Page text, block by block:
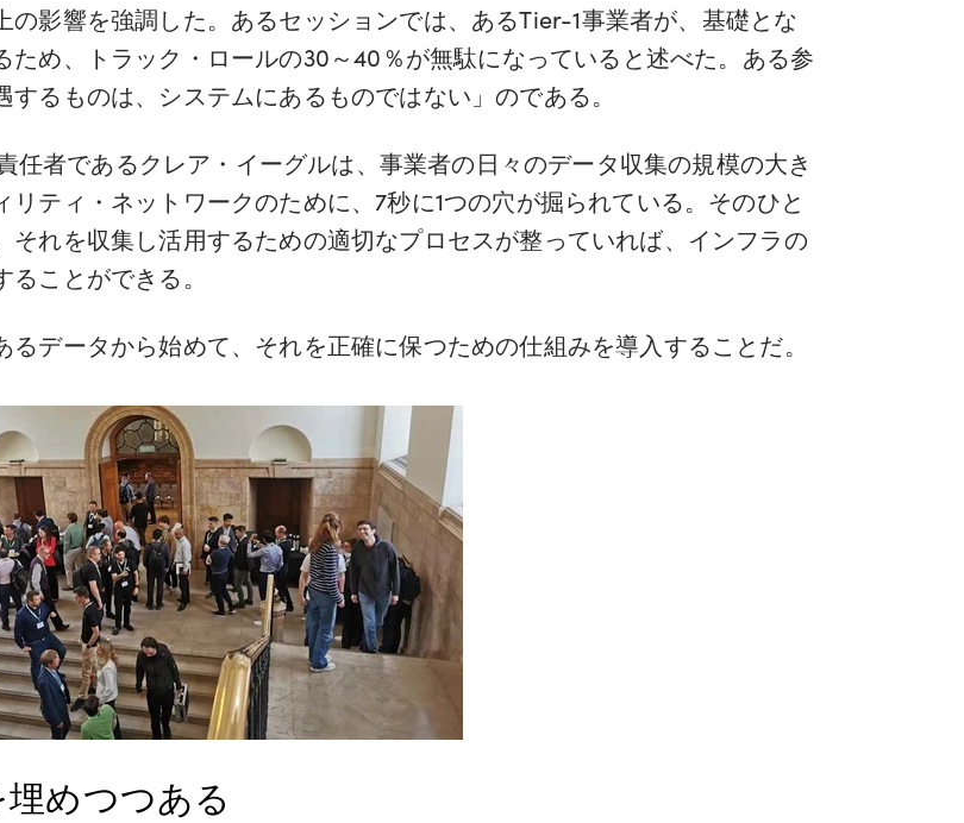
影響を強調した。あるセッションでは、あるTier-1事業者が、基礎とな
め、トラック・ロールの30～40％が無駄になっていると述べた。ある参
るものは、システムにあるものではない」のである。
任者であるクレア・イーグルは、事業者の日々のデータ収集の規模の大き
ティ・ネットワークのために、7秒に1つの穴が掘られている。そのひと
れを収集し活用するための適切なプロセスが整っていれば、インフラの
ことができる。
データから始めて、それを正確に保つための仕組みを導入することだ。
めつつある